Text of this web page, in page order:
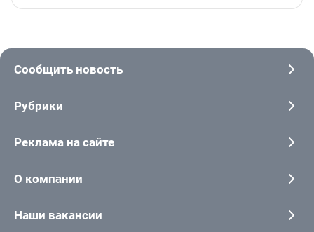
Сообщить новость
Рубрики
Реклама на сайте
О компании
Наши вакансии